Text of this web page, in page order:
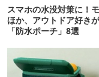
スマホの水没対策に！
ほか、アウトドア好き
「防水ポーチ」8選